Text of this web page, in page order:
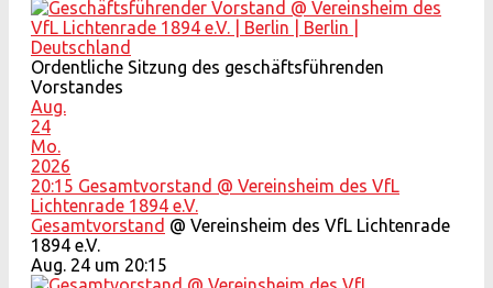
Ordentliche Sitzung des geschäftsführenden
Vorstandes
Aug.
24
Mo.
2026
20:15 Gesamtvorstand @ Vereinsheim des VfL
Lichtenrade 1894 e.V.
Gesamtvorstand @ Vereinsheim des VfL Lichtenrade
1894 e.V.
Aug. 24 um 20:15